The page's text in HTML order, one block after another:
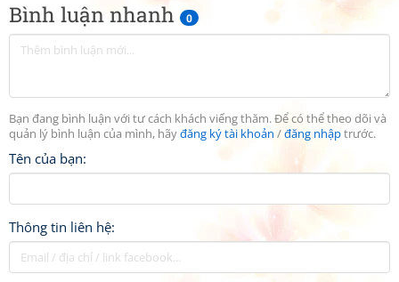
Bình luận nhanh 0
Bạn đang bình luận với tư cách khách viếng thăm. Để có thể theo dõi và
quản lý bình luận của mình, hãyđăng ký tài khoản /đăng nhậptrước.
Tên của bạn:
Thông tin liên hệ: